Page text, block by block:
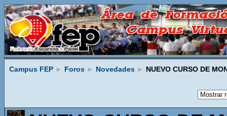
Campus FEP ► Foros ► Novedades ► NUEVO CURSO DE